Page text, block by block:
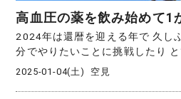
高血圧の薬を飲み始めて
2024年は還暦を迎える年で 久し
分でやりたいことに挑戦したり
2025-01-04(土) 空見